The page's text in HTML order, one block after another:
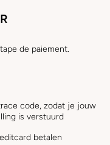
de paiement.
code, zodat je jouw
is verstuurd
betalen